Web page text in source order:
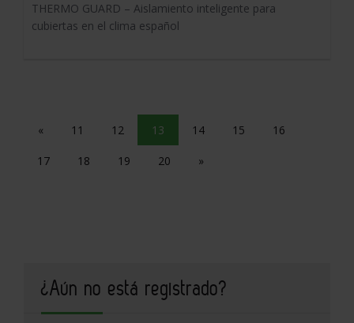
THERMO GUARD – Aislamiento inteligente para
cubiertas en el clima español
« 11 12 13 14 15 16
17 18 19 20 »
¿Aún no está registrado?